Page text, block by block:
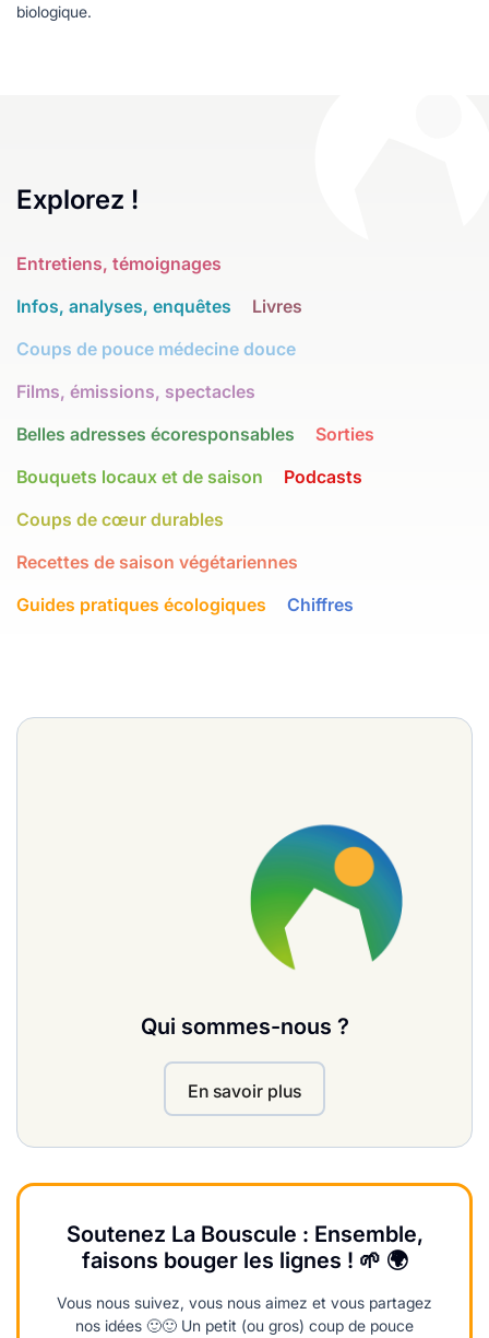
biologique.
Explorez !
Entretiens, témoignages
Infos, analyses, enquêtes
Livres
Coups de pouce médecine douce
Films, émissions, spectacles
Belles adresses écoresponsables
Sorties
Bouquets locaux et de saison
Podcasts
Coups de cœur durables
Recettes de saison végétariennes
Guides pratiques écologiques
Chiffres
Qui sommes-nous ?
En savoir plus
Soutenez La Bouscule : Ensemble,
faisons bouger les lignes ! 🌱 🌍
Vous nous suivez, vous nous aimez et vous partagez
nos idées 🙂🙂 Un petit (ou gros) coup de pouce